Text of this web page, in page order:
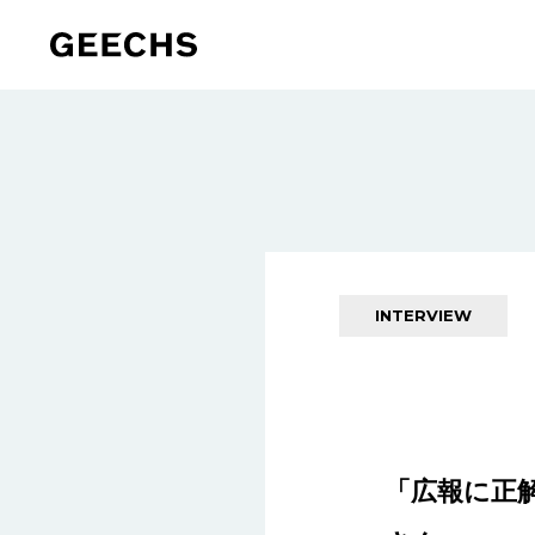
INTERVIEW
「広報に